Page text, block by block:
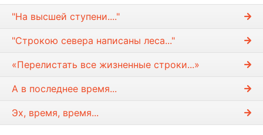
"На высшей ступени...."
"Строкою севера написаны леса..."
«Перелистать все жизненные строки...»
А в последнее время...
Эх, время, время...